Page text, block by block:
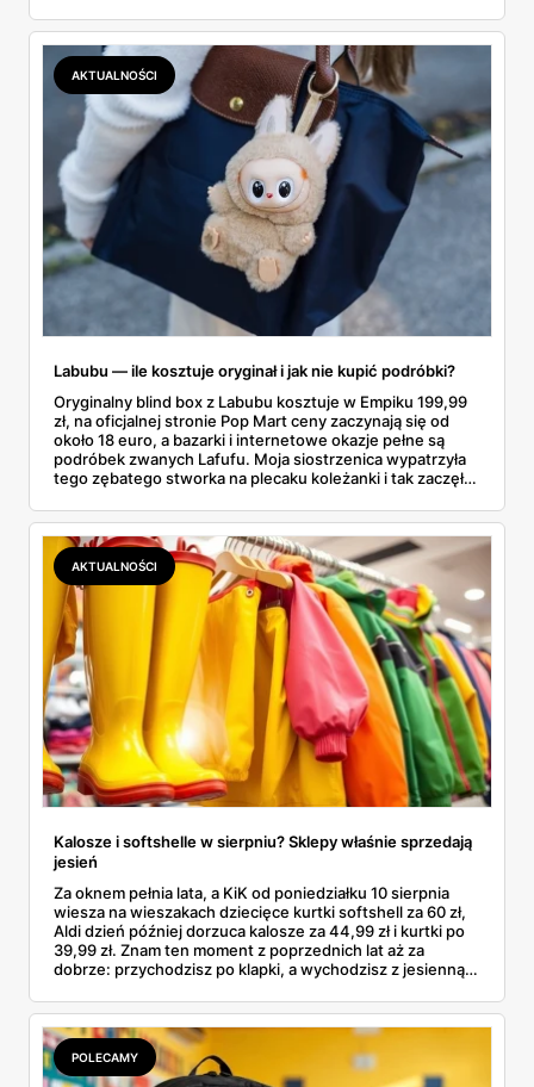
najszybciej rosnący sport w Polsce: kortów przybywa
lawinowo, a chętnych jeszcze szybciej. Sprawdziłam, co
dokładnie dostajemy za te pieniądze i komu taka rakieta
faktycznie wystarczy.
AKTUALNOŚCI
Labubu — ile kosztuje oryginał i jak nie kupić podróbki?
Oryginalny blind box z Labubu kosztuje w Empiku 199,99
zł, na oficjalnej stronie Pop Mart ceny zaczynają się od
około 18 euro, a bazarki i internetowe okazje pełne są
podróbek zwanych Lafufu. Moja siostrzenica wypatrzyła
tego zębatego stworka na plecaku koleżanki i tak zaczęło
kosztuje i po czym poznać, że sprzedawca nie wciska nam
podróbki. Spisałam wszystko, czego się dowiedziałam —
łącznie z jedną wpadką, o której za chwilę.
AKTUALNOŚCI
Kalosze i softshelle w sierpniu? Sklepy właśnie sprzedają
jesień
Za oknem pełnia lata, a KiK od poniedziałku 10 sierpnia
wiesza na wieszakach dziecięce kurtki softshell za 60 zł,
Aldi dzień później dorzuca kalosze za 44,99 zł i kurtki po
39,99 zł. Znam ten moment z poprzednich lat aż za
dobrze: przychodzisz po klapki, a wychodzisz z jesienną
pojawi się w gazetkach w przyszłym tygodniu i czy jest
sens kupować jesień, zanim skończą się wakacje.
POLECAMY